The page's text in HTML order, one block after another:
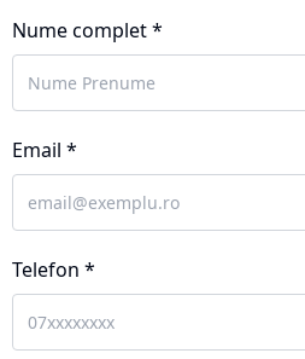
Nume complet *
Email *
Telefon *